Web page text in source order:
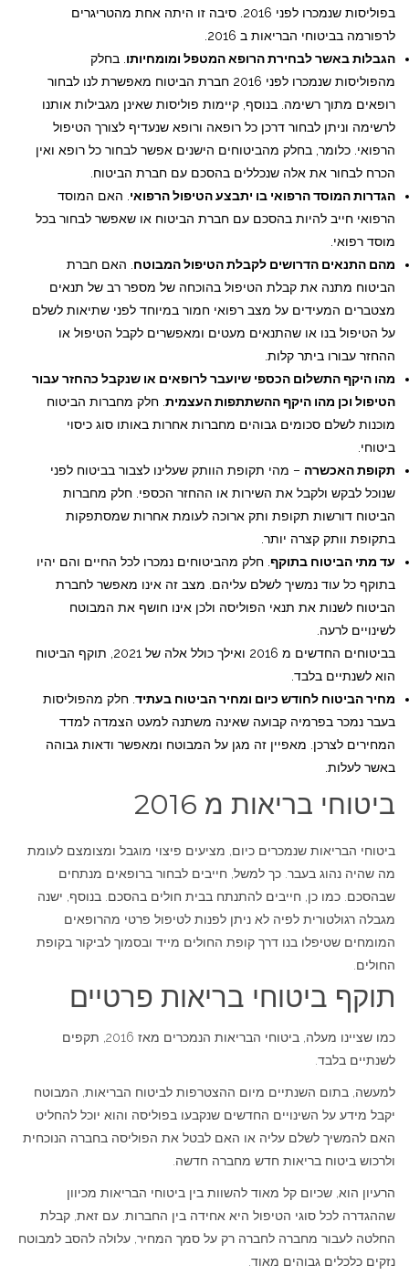
בפוליסות שנמכרו לפני 2016. סיבה זו היתה אחת מהטריגרים
לרפורמה בביטוחי הבריאות ב 2016.
הגבלות באשר לבחירת הרופא המטפל ומומחיותו . בחלק
מהפוליסות שנמכרו לפני 2016 חברת הביטוח מאפשרת לנו לבחור
רופאים מתוך רשימה. בנוסף, קיימות פוליסות שאינן מגבילות אותנו
לרשימה וניתן לבחור דרכן כל רופאה ורופא שנעדיף לצורך הטיפול
הרפואי. כלומר, בחלק מהביטוחים הישנים אפשר לבחור כל רופא ואין
הכרח לבחור את אלה שנכללים בהסכם עם חברת הביטוח.
הגדרות המוסד הרפואי בו יתבצע הטיפול הרפואי . האם המוסד
הרפואי חייב להיות בהסכם עם חברת הביטוח או שאפשר לבחור בכל
מוסד רפואי.
מהם התנאים הדרושים לקבלת הטיפול המבוטח . האם חברת
הביטוח מתנה את קבלת הטיפול בהוכחה של מספר רב של תנאים
מצטברים המעידים על מצב רפואי חמור במיוחד לפני שתיאות לשלם
על הטיפול בנו או שהתנאים מעטים ומאפשרים לקבל הטיפול או
ההחזר עבורו ביתר קלות.
מהו היקף התשלום הכספי שיועבר לרופאים או שנקבל כהחזר עבור
הטיפול וכן מהו היקף ההשתתפות העצמית . חלק מחברות הביטוח
מוכנות לשלם סכומים גבוהים מחברות אחרות באותו סוג כיסוי
ביטוחי.
תקופת האכשרה – מהי תקופת הוותק שעלינו לצבור בביטוח לפני
שנוכל לבקש ולקבל את השירות או ההחזר הכספי. חלק מחברות
הביטוח דורשות תקופת ותק ארוכה לעומת אחרות שמסתפקות
בתקופת וותק קצרה יותר.
עד מתי הביטוח בתוקף . חלק מהביטוחים נמכרו לכל החיים והם יהיו
בתוקף כל עוד נמשיך לשלם עליהם. מצב זה אינו מאפשר לחברת
הביטוח לשנות את תנאי הפוליסה ולכן אינו חושף את המבוטח
לשינויים לרעה.
בביטוחים החדשים מ 2016 ואילך כולל אלה של 2021, תוקף הביטוח
הוא לשנתיים בלבד.
מחיר הביטוח לחודש כיום ומחיר הביטוח בעתיד . חלק מהפוליסות
בעבר נמכר בפרמיה קבועה שאינה משתנה למעט הצמדה למדד
המחירים לצרכן. מאפיין זה מגן על המבוטח ומאפשר ודאות גבוהה
באשר לעלות.
ביטוחי בריאות מ 2016
ביטוחי הבריאות שנמכרים כיום, מציעים פיצוי מוגבל ומצומצם לעומת
מה שהיה נהוג בעבר. כך למשל, חייבים לבחור ברופאים מנתחים
שבהסכם. כמו כן, חייבים להתנתח בבית חולים בהסכם. בנוסף, ישנה
מגבלה רגולטורית לפיה לא ניתן לפנות לטיפול פרטי מהרופאים
המומחים שטיפלו בנו דרך קופת החולים מייד ובסמוך לביקור בקופת
החולים.
תוקף ביטוחי בריאות פרטיים
כמו שציינו מעלה, ביטוחי הבריאות הנמכרים מאז 2016, תקפים
לשנתיים בלבד.
למעשה, בתום השנתיים מיום ההצטרפות לביטוח הבריאות, המבוטח
יקבל מידע על השינויים החדשים שנקבעו בפוליסה והוא יוכל להחליט
האם להמשיך לשלם עליה או האם לבטל את הפוליסה בחברה הנוכחית
ולרכוש ביטוח בריאות חדש מחברה חדשה.
הרעיון הוא, שכיום קל מאוד להשוות בין ביטוחי הבריאות מכיוון
שההגדרה לכל סוגי הטיפול היא אחידה בין החברות. עם זאת, קבלת
החלטה לעבור מחברה לחברה רק על סמך המחיר, עלולה להסב למבוטח
נזקים כלכלים גבוהים מאוד.